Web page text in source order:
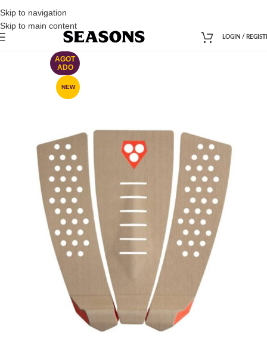
Skip to navigation
Skip to main content
LOGIN /
AGOT
ADO
NEW